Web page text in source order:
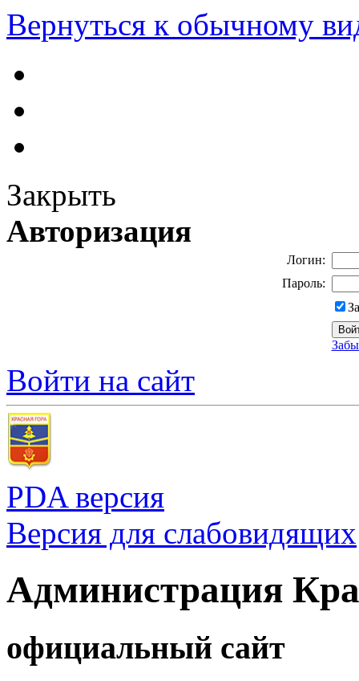
Вернуться к обычному
Закрыть
Авторизация
Логин:
Пароль:
Войти на сайт
PDA версия
Версия для слабовидящих
Администрация
официальный сайт